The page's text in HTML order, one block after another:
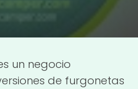
un negocio
de furgonetas